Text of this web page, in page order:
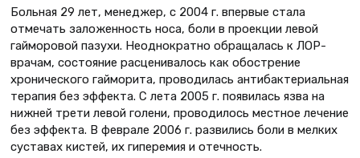
Больная 29 лет, менеджер, с 2004 г. впервые стала
отмечать заложенность носа, боли в проекции левой
гайморовой пазухи. Неоднократно обращалась к ЛОР-
врачам, состояние расценивалось как обострение
хронического гайморита, проводилась антибактериальная
терапия без эффекта. С лета 2005 г. появилась язва на
нижней трети левой голени, проводилось местное лечение
без эффекта. В феврале 2006 г. развились боли в мелких
суставах кистей, их гиперемия и отечность.